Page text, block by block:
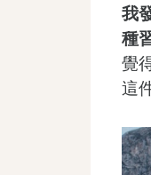
我
種
覺
這